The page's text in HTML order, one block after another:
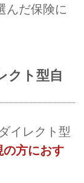
んだ保険に
クト型自
イレクト型
の方におす